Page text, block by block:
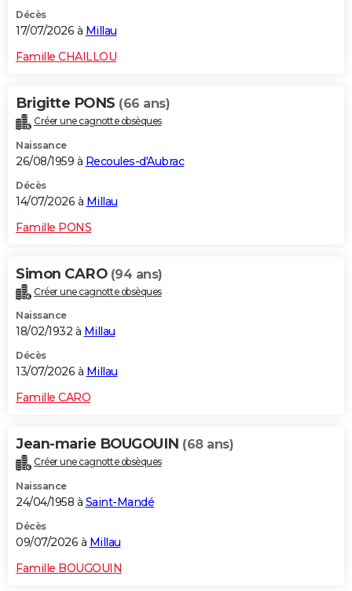
Décès
17/07/2026 à Millau
Famille CHAILLOU
Brigitte PONS (66 ans)
Créer une cagnotte obsèques
Naissance
26/08/1959 à Recoules-d'Aubrac
Décès
14/07/2026 à Millau
Famille PONS
Simon CARO (94 ans)
Créer une cagnotte obsèques
Naissance
18/02/1932 à Millau
Décès
13/07/2026 à Millau
Famille CARO
Jean-marie BOUGOUIN (68 ans)
Créer une cagnotte obsèques
Naissance
24/04/1958 à Saint-Mandé
Décès
09/07/2026 à Millau
Famille BOUGOUIN